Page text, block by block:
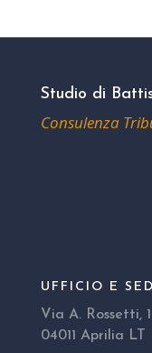
Studio di
Consulenza
UFFICIO E
Via A. Rossetti,
04011 Aprilia LT